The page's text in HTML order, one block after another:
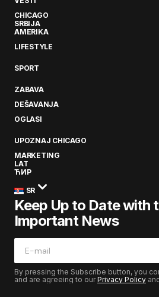
CHICAGO
SRBIJA
AMERIKA
LIFESTYLE
SPORT
ZABAVA
DEŠAVANJA
OGLASI
UPOZNAJ CHICAGO
MARKETING
LAT
ЋИР
SR
Keep Up to Date with
Important News
By pressing the Subscribe button, you
and are agreeing to ourPrivacy Policy